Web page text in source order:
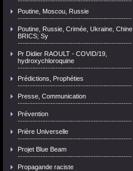
Poutine, Moscou, Russie
Poutine, Russie, Crimée, Ukraine, Chine,
BRICS; Sy
Pr Didier RAOULT - COVID/19,
hydroxychloroquine
Prédictions, Prophéties
Presse, Communication
Prévention
Prière Universelle
Projet Blue Beam
Propagande raciste